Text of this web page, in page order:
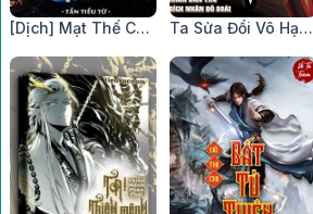
[Dịch] Mạt Thế Chi
Ta Sửa Đổi Vô Hạn,